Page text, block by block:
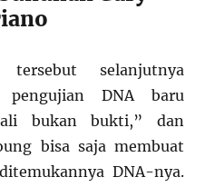
tersebut selanjutnya
pengujian DNA baru
bukan bukti,” dan
bisa saja membuat
DNA-nya.